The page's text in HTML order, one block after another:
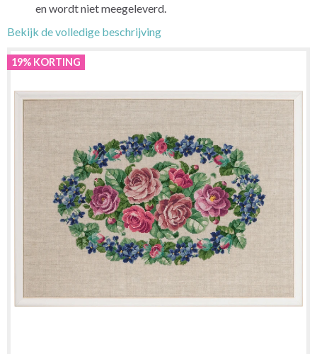
en wordt niet meegeleverd.
Bekijk de volledige beschrijving
19% KORTING